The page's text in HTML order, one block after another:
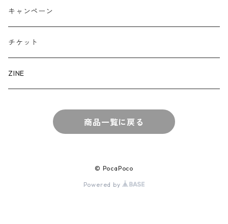
キャンペーン
チケット
ZINE
商品一覧に戻る
© PocaPoco
Powered by